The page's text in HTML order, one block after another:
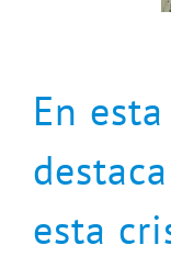
En
esta